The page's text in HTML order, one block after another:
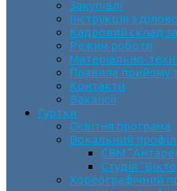
Закупівлі
Інструкція з
Кадровий склад
Режим роботи
Матеріально-
Правила прийому
Контакти
Вакансії
Гуртки
Освітня програма
Вокальний
СВМ
Студія
Хореографічний